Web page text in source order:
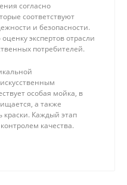
согласно
соответствуют
и безопасности.
экспертов отрасли
потребителей.
особая мойка, в
а также
краски. Каждый этап
качества.